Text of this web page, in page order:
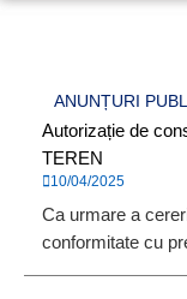
ANUNȚURI
Autorizație de
TEREN
10/04/2025
Ca urmare a
conformitate cu